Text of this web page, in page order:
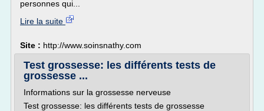
personnes qui...
Lire la suite
Site : http://www.soinsnathy.com
Test grossesse: les différents tests de
grossesse ...
Informations sur la grossesse nerveuse
Test grossesse: les différents tests de grossesse